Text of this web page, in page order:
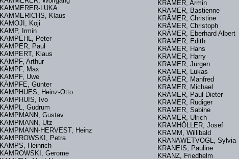
KAMMERER-LUKA
KAMMERICHS, Klaus
KAMOJI, Koji
KAMP, Irmin
KAMPEHL, Peter
KAMPER, Paul
KAMPERT, Klaus
KAMPF, Arthur
KÄMPF, Max
KAMPF, Uwe
KÄMPFE, Günter
KAMPHUES, Heinz-Otto
KAMPHUIS, Ivo
KAMPL, Gudrum
KAMPMANN, Gustav
KAMPMANN, Utz
KAMPMANN-HERVEST, Heinz
KAMPROWSKI, Petra
KAMPS, Heinrich
KAMROWSKI, Gerome
KRÄMER, Armin
KRAMER, Bastienne
KRÄMER, Christine
KRÄMER, Christoph
KRÄMER, Eberhard Albert
KRAMER, Edith
KRÄMER, Hans
KRAMER, Harry
KRAMER, Jürgen
KRAMER, Lukas
KRÄMER, Manfred
KRAMER, Michael
KRÄMER, Paul Dieter
KRAMER, Rüdiger
KRAMER, Sabine
KRÄMER, Ulrich
KRAMHÖLLER, Josef
KRAMM, Willibald
KRANAWETVOGL, Sylvia
KRANEIS, Pauline
KRANZ, Friedhelm